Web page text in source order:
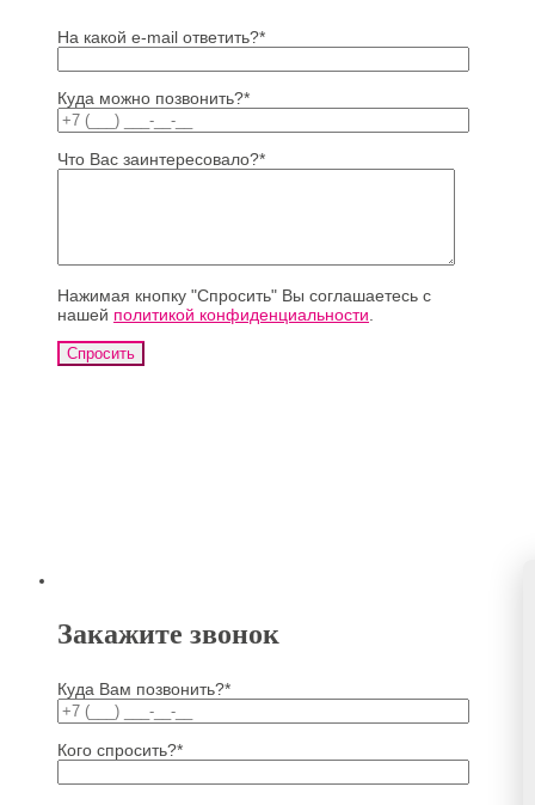
На какой e-mail ответить?*
Куда можно позвонить?*
Что Вас заинтересовало?*
Нажимая кнопку "Спросить" Вы соглашаетесь с
нашей политикой конфиденциальности.
Закажите звонок
Куда Вам позвонить?*
Кого спросить?*